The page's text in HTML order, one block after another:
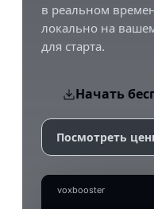
в реальном
локально на
для старта.
Начать
Посмотреть
voxbooster